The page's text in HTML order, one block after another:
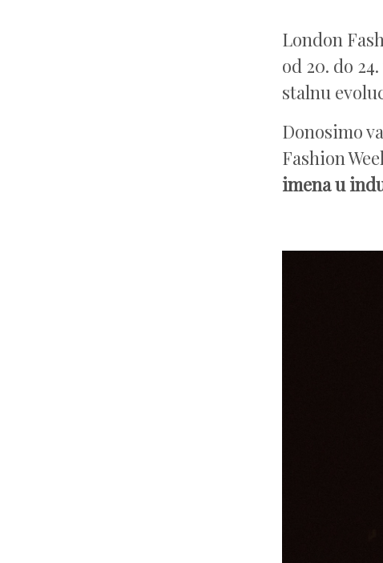
London
od 20. do
stalnu
Donosimo
Fashion
imena u